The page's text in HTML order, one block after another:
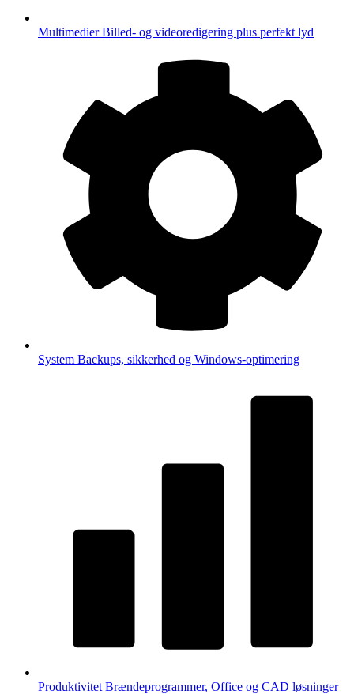
MultimedierBilled- og videoredigering plus perfekt lyd
System Backups, sikkerhed og Windows-optimering
Produktivitet Brændeprogrammer, Office og CAD løsninger